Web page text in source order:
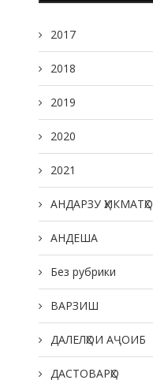
2017
2018
2019
2020
2021
АНДАРЗУ ҲИКМАТҲО
АНДЕША
Без рубрики
ВАРЗИШ
ДАЛЕЛҲОИ АҶОИБ
ДАСТОВАРҲО